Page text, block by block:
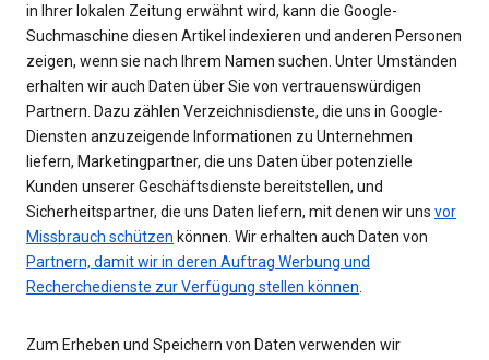
in Ihrer lokalen Zeitung erwähnt wird, kann die Google-
Suchmaschine diesen Artikel indexieren und anderen Personen
zeigen, wenn sie nach Ihrem Namen suchen. Unter Umständen
erhalten wir auch Daten über Sie von vertrauenswürdigen
Partnern. Dazu zählen Verzeichnisdienste, die uns in Google-
Diensten anzuzeigende Informationen zu Unternehmen
liefern, Marketingpartner, die uns Daten über potenzielle
Kunden unserer Geschäftsdienste bereitstellen, und
Sicherheitspartner, die uns Daten liefern, mit denen wir uns vor
Missbrauch schützen können. Wir erhalten auch Daten von
Partnern, damit wir in deren Auftrag Werbung und
Recherchedienste zur Verfügung stellen können
Zum Erheben und Speichern von Daten verwenden wir